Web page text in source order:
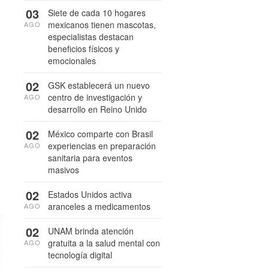
Siete de cada 10 hogares
mexicanos tienen mascotas,
especialistas destacan
beneficios físicos y
emocionales
03
AGO
GSK establecerá un nuevo
centro de investigación y
desarrollo en Reino Unido
02
AGO
México comparte con Brasil
experiencias en preparación
sanitaria para eventos
masivos
02
AGO
Estados Unidos activa
aranceles a medicamentos
02
AGO
UNAM brinda atención
gratuita a la salud mental con
tecnología digital
02
AGO